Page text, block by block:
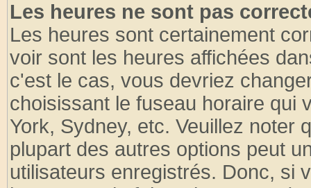
Les heures ne sont pas
Les heures sont certainement
voir sont les heures affichées
c'est le cas, vous devriez
choisissant le fuseau horaire qui
York, Sydney, etc. Veuillez noter
plupart des autres options peut
utilisateurs enregistrés. Donc, si